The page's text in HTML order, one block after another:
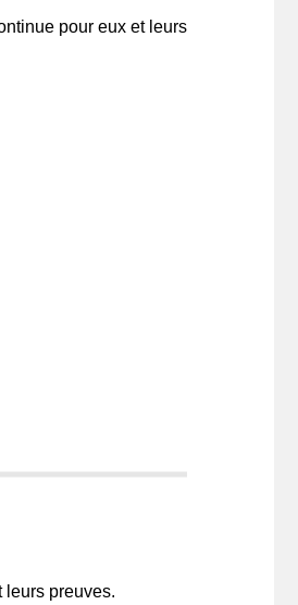
pour eux et leurs
leurs preuves.